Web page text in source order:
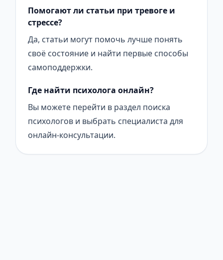
Помогают ли статьи при тревоге и
стрессе?
Да, статьи могут помочь лучше понять
своё состояние и найти первые способы
самоподдержки.
Где найти психолога онлайн?
Вы можете перейти в раздел поиска
психологов и выбрать специалиста для
онлайн-консультации.